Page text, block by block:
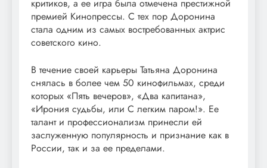
критиков, а ее игра была отмечена престижной
премией Кинопрессы. С тех пор Доронина
стала одним из самых востребованных актрис
советского кино.
В течение своей карьеры Татьяна Доронина
снялась в более чем 50 кинофильмах, среди
которых «Пять вечеров», «Два капитана»,
«Ирония судьбы, или С легким паром!». Ее
талант и профессионализм принесли ей
заслуженную популярность и признание как в
России, так и за ее пределами.